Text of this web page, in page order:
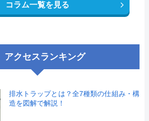
コラム一覧を見る
アクセスランキング
排水トラップとは？全7種類の仕組み・構
造を図解で解説！